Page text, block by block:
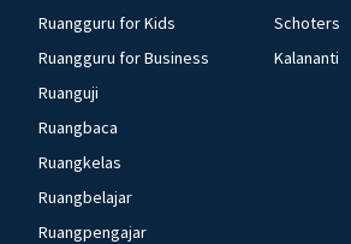
Ruangguru for Kids
Ruangguru for Business
Ruanguji
Ruangbaca
Ruangkelas
Ruangbelajar
Ruangpengajar
Schoters
Kalananti